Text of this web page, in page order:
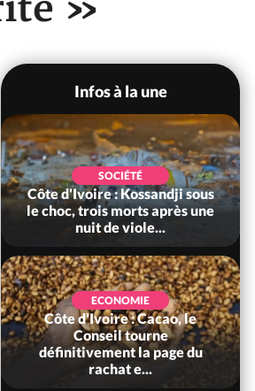
»
Infos à la une
SOCIÉTÉ
Côte d'Ivoire : Kossandji sous
le choc, trois morts après une
nuit de viole...
ECONOMIE
Côte d'Ivoire : Cacao, le
Conseil tourne
définitivement la page du
rachat e...